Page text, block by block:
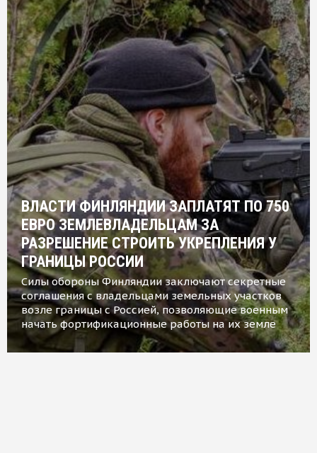
ВЛАСТИ ФИНЛЯНДИИ ЗАПЛАТЯТ ПО 750
ЕВРО ЗЕМЛЕВЛАДЕЛЬЦАМ ЗА
РАЗРЕШЕНИЕ СТРОИТЬ УКРЕПЛЕНИЯ У
ГРАНИЦЫ РОССИИ
Силы обороны Финляндии заключают секретные
соглашения с владельцами земельных участков
возле границы с Россией, позволяющие военным
начать фортификационные работы на их земле